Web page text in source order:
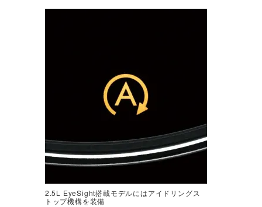
2.5L EyeSight搭載モデルにはアイドリングス
トップ機構を装備